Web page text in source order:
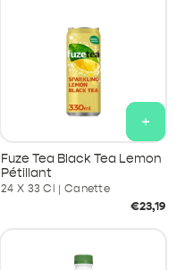
+
Fuze Tea Black Tea Lemon
Pétillant
24 X 33 Cl | Canette
Prix
€23,19